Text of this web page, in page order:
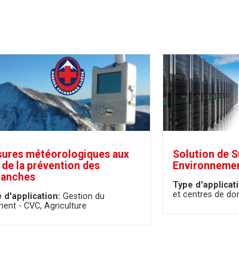
météorologiques aux
la prévention des
d'application: Gestion du
- CVC Agriculture
Solution de
Type
et centres de